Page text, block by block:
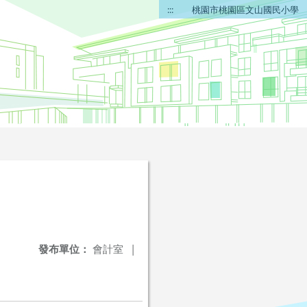
::: 桃園市桃園區文山國民小學
發布單位： 會計室 |